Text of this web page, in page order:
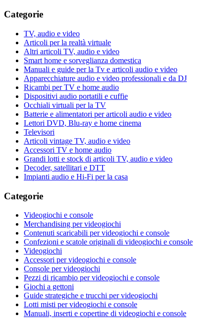
Categorie
TV, audio e video
Articoli per la realtà virtuale
Altri articoli TV, audio e video
Smart home e sorveglianza domestica
Manuali e guide per la Tv e articoli audio e video
Apparecchiature audio e video professionali e da DJ
Ricambi per TV e home audio
Dispositivi audio portatili e cuffie
Occhiali virtuali per la TV
Batterie e alimentatori per articoli audio e video
Lettori DVD, Blu-ray e home cinema
Televisori
Articoli vintage TV, audio e video
Accessori TV e home audio
Grandi lotti e stock di articoli TV, audio e video
Decoder, satellitari e DTT
Impianti audio e Hi-Fi per la casa
Categorie
Videogiochi e console
Merchandising per videogiochi
Contenuti scaricabili per videogiochi e console
Confezioni e scatole originali di videogiochi e console
Videogiochi
Accessori per videogiochi e console
Console per videogiochi
Pezzi di ricambio per videogiochi e console
Giochi a gettoni
Guide strategiche e trucchi per videogiochi
Lotti misti per videogiochi e console
Manuali, inserti e copertine di videogiochi e console